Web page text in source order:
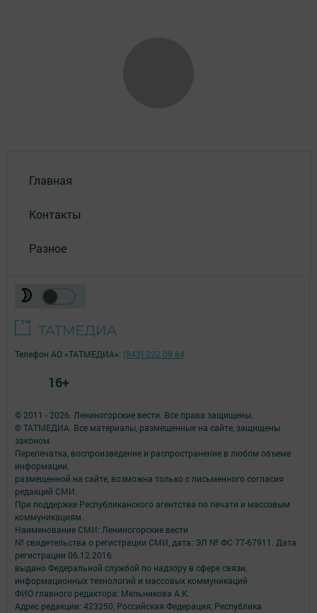
Главная
Контакты
Разное
© 2011 - 2026. Лениногорские вести. Все права защищены.
© ТАТМЕДИА. Все материалы, размещенные на сайте, защищены
законом.
Перепечатка, воспроизведение и распространение в любом объеме
информации,
размещенной на сайте, возможна только с письменного согласия
редакций СМИ.
При поддержке Республиканского агентства по печати и массовым
коммуникациям.
Наименование СМИ: Лениногорские вести
№ свидетельства о регистрации СМИ, дата: ЭЛ № ФС 77-67911. Дата
регистрации 06.12.2016
выдано Федеральной службой по надзору в сфере связи,
информационных технологий и массовых коммуникаций
ФИО главного редактора: Мельникова А.К.
Адрес редакции: 423250, Российская Федерация, Республика
Телефон АО «ТАТМЕДИА»: (843) 222 09 84
16+